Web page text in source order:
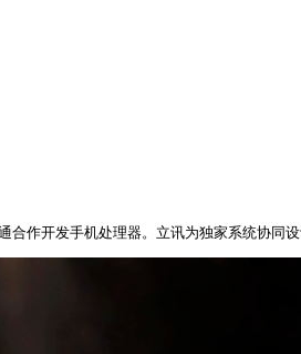
作开发手机处理器。立讯为独家系统协同